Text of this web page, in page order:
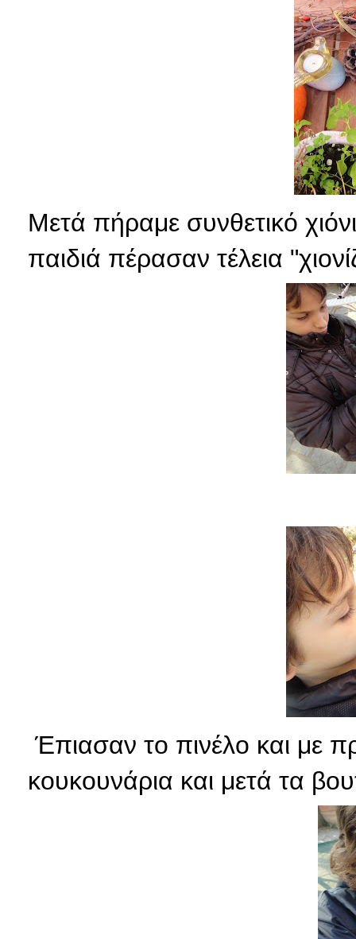
Μετά πήραμε συνθετικό
παιδιά πέρασαν τέλεια
Έπιασαν το πινέλο και με
κουκουνάρια και μετά τα